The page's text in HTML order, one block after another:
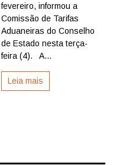
certos
produtos
dos
EUA
fevereiro, informou a
Comissão de Tarifas
Aduaneiras do Conselho
de Estado nesta terça-
feira (4). A...
Leia mais